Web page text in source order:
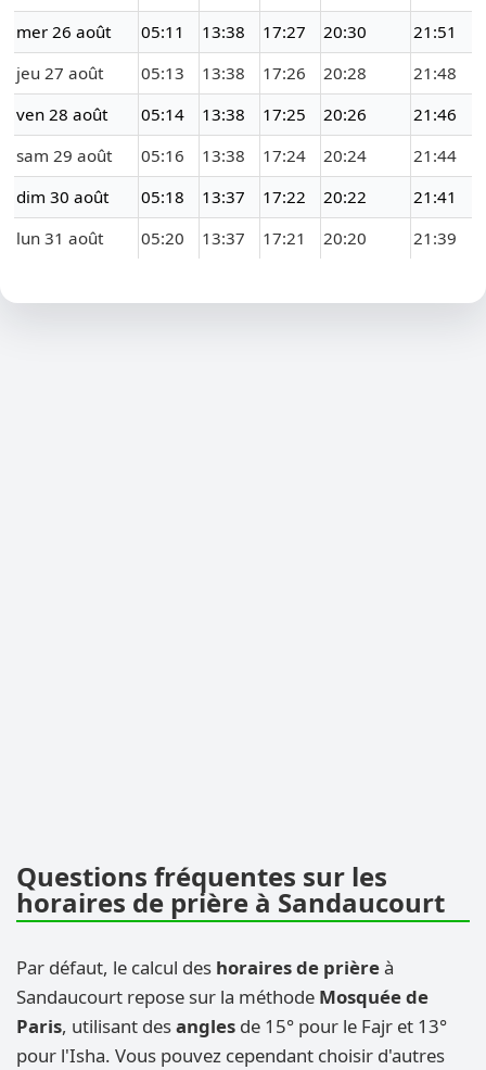
mer 26 août
05:11 13:38 17:27 20:30
21:51
jeu 27 août
05:13 13:38 17:26 20:28
21:48
ven 28 août
05:14 13:38 17:25 20:26
21:46
sam 29 août
05:16 13:38 17:24 20:24
21:44
dim 30 août
05:18 13:37 17:22 20:22
21:41
lun 31 août
05:20 13:37 17:21 20:20 21:39
Questions fréquentes sur les
horaires de prière à Sandaucourt
Par défaut, le calcul des horaires de prièreà
Sandaucourt repose sur la méthode Mosquée de
Paris, utilisant desangles de 15° pour le Fajr et 13°
pour l'Isha. Vous pouvez cependant choisir d'autres